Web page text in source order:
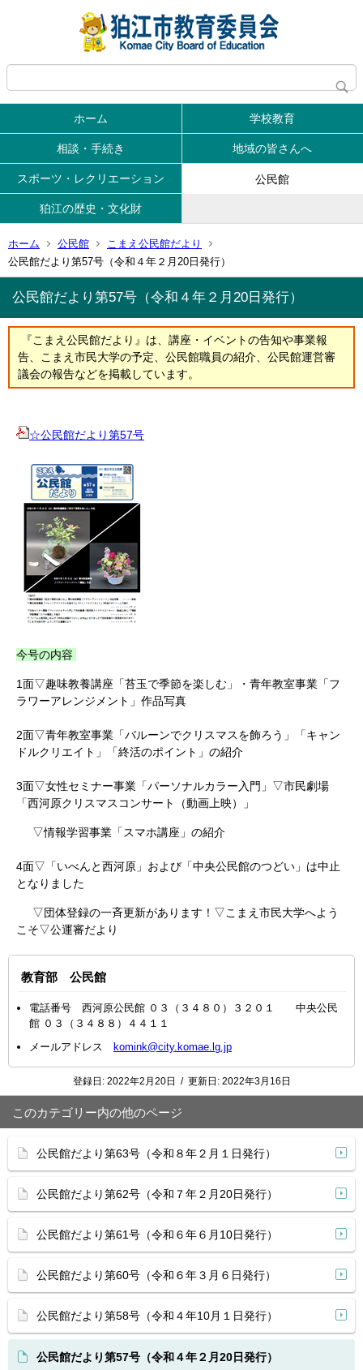
ホーム 学校教育
相談・手続き 地域の皆さんへ
スポーツ・レクリエーション 公民館
狛江の歴史・文化財
ホーム 公民館
こまえ公民館だより
公民館だより第57号（令和４年２月20日発行）
公民館だより第57号（令和４年２月20日発行）
『こまえ公民館だより』は、講座・イベントの告知や事業報
告、こまえ市民大学の予定、公民館職員の紹介、公民館運営審
議会の報告などを掲載しています。
☆公民館だより第57号
今号の内容
1面▽趣味教養講座「苔玉で季節を楽しむ」・青年教室事業「フ
ラワーアレンジメント」作品写真
2面▽青年教室事業「バルーンでクリスマスを飾ろう」「キャン
ドルクリエイト」「終活のポイント」の紹介
3面▽女性セミナー事業「パーソナルカラー入門」▽市民劇場
「西河原クリスマスコンサート（動画上映）」
▽情報学習事業「スマホ講座」の紹介
4面▽「いべんと西河原」および「中央公民館のつどい」は中止
となりました
▽団体登録の一斉更新があります！▽こまえ市民大学へよう
こそ▽公運審だより
教育部 公民館
電話番号 西河原公民館 ０３（３４８０）３２０１ 中央公民
館 ０３（３４８８）４４１１
メールアドレス
komink@city.komae.lg.jp
登録日: 2022年2月20日 / 更新日: 2022年3月16日
このカテゴリー内の他のページ
公民館だより第63号（令和８年２月１日発行）
公民館だより第62号（令和７年２月20日発行）
公民館だより第61号（令和６年６月10日発行）
公民館だより第60号（令和６年３月６日発行）
公民館だより第58号（令和４年10月１日発行）
公民館だより第57号（令和４年２月20日発行）